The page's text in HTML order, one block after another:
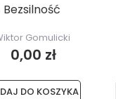
Bezsilność
Gomulicki
0,00 zł
DO KOSZYKA